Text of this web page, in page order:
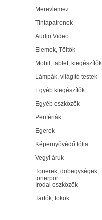
Merevlemez
Tintapatronok
Audio Video
Elemek, Töltők
Mobil, tablet, kiegészítők
Lámpák, világító testek
Egyéb kiegészítők
Egyéb eszközök
Perifériák
Egerek
Képernyővédő fólia
Vegyi áruk
Tonerek, dobegységek,
tonerpor
Irodai eszközök
Tartók, tokok